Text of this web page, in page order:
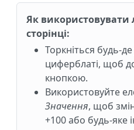
Як використовувати
сторінці:
Торкніться будь-
циферблаті, щоб
кнопкою.
Використовуйте
Значення, щоб
+100 або будь-яке